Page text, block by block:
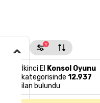
1
İkinci El Konsol Oyunu
kategorisinde 12.937
ilan bulundu